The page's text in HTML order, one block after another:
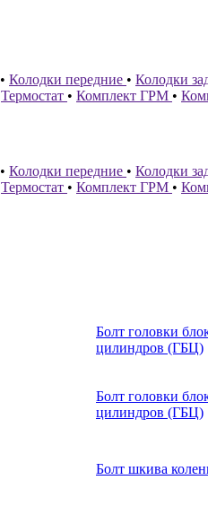
• Колодки передние • Колодки
Термостат • Комплект ГРМ •
• Колодки передние • Колодки
Термостат • Комплект ГРМ •
Болт головки
цилиндров (ГБЦ)
Болт головки
цилиндров (ГБЦ)
Болт шкива